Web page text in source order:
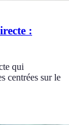
:
qui
centrées sur le